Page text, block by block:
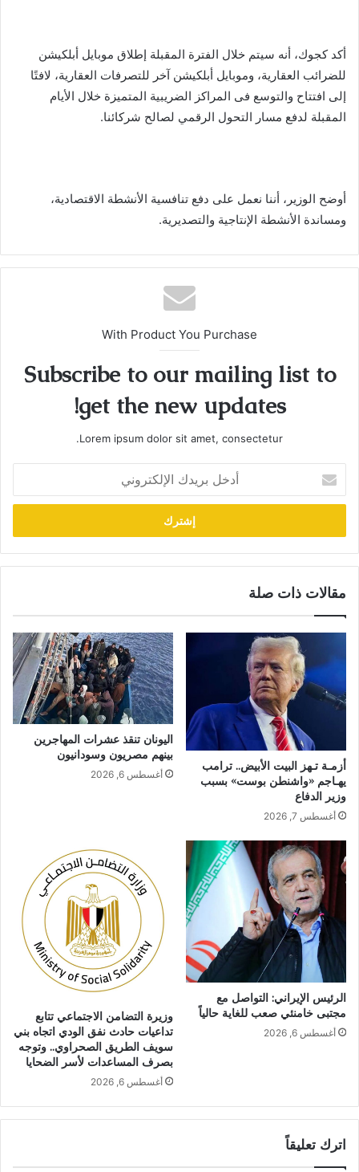
أكد كجوك، أنه سيتم خلال الفترة المقبلة إطلاق موبايل أبلكيشن
للضرائب العقارية، وموبايل أبلكيشن آخر للتصرفات العقارية، لافتًا
إلى افتتاح والتوسع فى المراكز الضريبية المتميزة خلال الأيام
المقبلة لدفع مسار التحول الرقمي لصالح شركائنا.
أوضح الوزير، أننا نعمل على دفع تنافسية الأنشطة الاقتصادية،
ومساندة الأنشطة الإنتاجية والتصديرية.
With Product You Purchase
Subscribe to our mailing list to
get the new updates!
Lorem ipsum dolor sit amet, consectetur.
بريدك
الإلكتروني
مقالات ذات صلة
أزمـة تـهز البيت الأبيض.. ترامب
يهـاجم «واشنطن بوست» بسبب
وزير الدفاع
أغسطس 7, 2026
اليونان تنقذ عشرات المهاجرين
بينهم مصريون وسودانيون
أغسطس 6, 2026
الرئيس الإيراني: التواصل مع
مجتبى خامنئي صعب للغاية حالياً
أغسطس 6, 2026
وزيرة التضامن الاجتماعي تتابع
تداعيات حادث نفق الودي اتجاه بني
سويف الطريق الصحراوي.. وتوجه
بصرف المساعدات لأسر الضحايا
أغسطس 6, 2026
اترك تعليقاً